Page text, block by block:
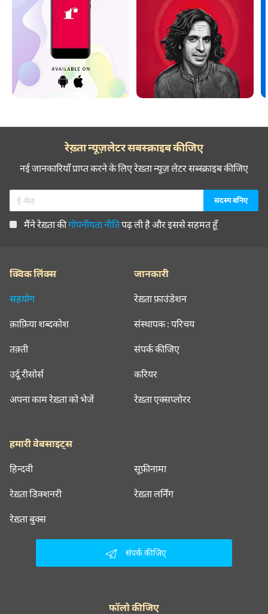
रेख़्ता न्यूज़लेटर सबस्क्राइब कीजिए
नई जानकारियाँ प्राप्त करने के लिए रेख़्ता न्यूज़ लेटर सब्स्क्राइब कीजिए
मैंने रेख़्ता कीगोपनीयता नीतिपढ़ ली है और इससे सहमत हूँ
क्विक लिंक्स
सहयोग
क़ाफ़िया शब्दकोश
तक़्ती
उर्दू रीसोर्स
अपना काम रेख़्ता को भेजें
जानकारी
रेख़्ता फ़ाउंडेशन
संस्थापक : परिचय
संपर्क कीजिए
करियर
रेख़्ता एक्सप्लोरर
हमारी वेबसाइट्स
हिन्दवी सूफ़ीनामा
रेख़्ता डिक्शनरी रेख़्ता लर्निंग
रेख़्ता बुक्स
संपर्क कीजिए
फॉलो कीजिए